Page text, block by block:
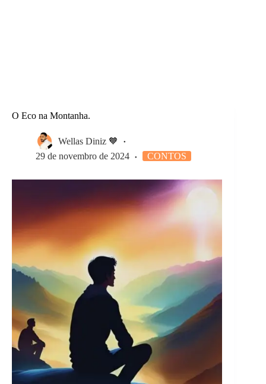
O Eco na Montanha.
Wellas Diniz 🧡
29 de novembro de 2024
CONTOS